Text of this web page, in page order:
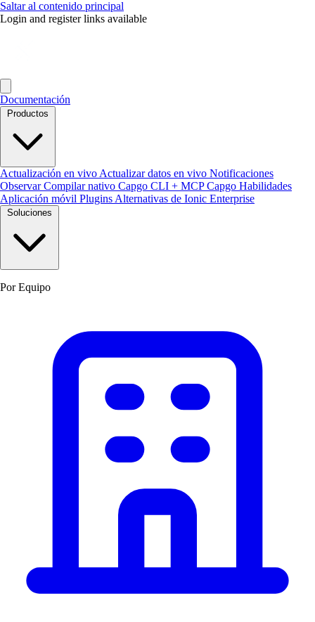
Saltar al contenido principal
Login and register links available
Documentación
Productos
Actualización en vivo Actualizar datos en vivo Notificaciones
ObservarCompilar nativo Capgo CLI + MCPCapgo Habilidades
Aplicación móvil Plugins Alternativas de Ionic Enterprise
Soluciones
Por Equipo